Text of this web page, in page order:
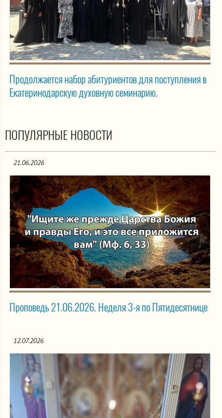
Продолжается набор абитуриентов для поступления в
Екатеринодарскую духовную семинарию.
ПОПУЛЯРНЫЕ НОВОСТИ
21.06.2026
Проповедь 21.06.2026. Неделя 3-я по Пятидесятнице
12.07.2026